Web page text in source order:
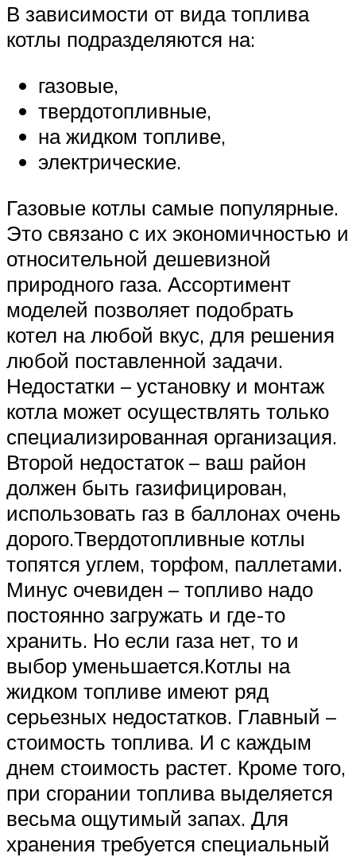
В зависимости от вида топлива
котлы подразделяются на:
газовые,
твердотопливные,
на жидком топливе,
электрические.
Газовые котлы самые популярные.
Это связано с их экономичностью и
относительной дешевизной
природного газа. Ассортимент
моделей позволяет подобрать
котел на любой вкус, для решения
любой поставленной задачи.
Недостатки – установку и монтаж
котла может осуществлять только
специализированная организация.
Второй недостаток – ваш район
должен быть газифицирован,
использовать газ в баллонах очень
дорого.Твердотопливные котлы
топятся углем, торфом, паллетами.
Минус очевиден – топливо надо
постоянно загружать и где-то
хранить. Но если газа нет, то и
выбор уменьшается.Котлы на
жидком топливе имеют ряд
серьезных недостатков. Главный –
стоимость топлива. И с каждым
днем стоимость растет. Кроме того,
при сгорании топлива выделяется
весьма ощутимый запах. Для
хранения требуется специальный